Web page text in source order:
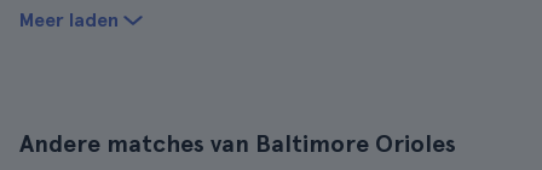
Meer laden
Andere matches van Baltimore Orioles